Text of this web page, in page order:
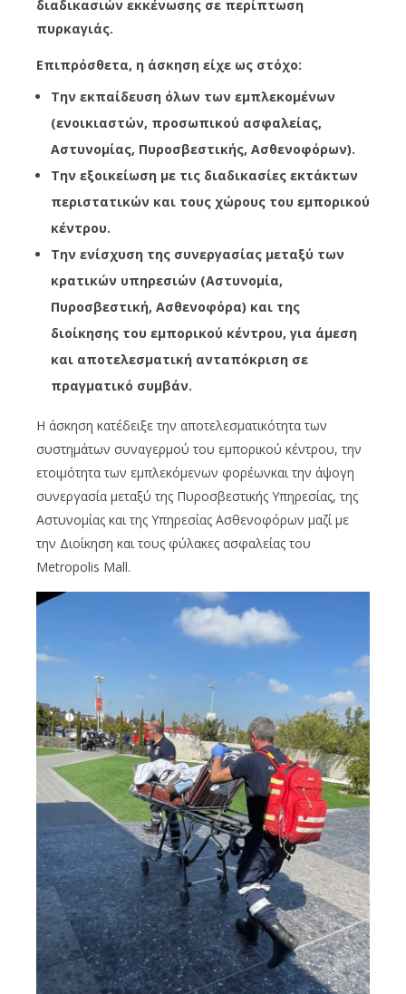
διαδικασιών εκκένωσης σε περίπτωση
πυρκαγιάς.
Επιπρόσθετα, η άσκηση είχε ως στόχο:
Την εκπαίδευση όλων των εμπλεκομένων
(ενοικιαστών, προσωπικού ασφαλείας,
Αστυνομίας, Πυροσβεστικής, Ασθενοφόρων).
Την εξοικείωση με τις διαδικασίες εκτάκτων
περιστατικών και τους χώρους του εμπορικού
κέντρου.
Την ενίσχυση της συνεργασίας μεταξύ των
κρατικών υπηρεσιών (Αστυνομία,
Πυροσβεστική, Ασθενοφόρα) και της
διοίκησης του εμπορικού κέντρου, για άμεση
και αποτελεσματική ανταπόκριση σε
πραγματικό συμβάν.
Η άσκηση κατέδειξε την αποτελεσματικότητα των
συστημάτων συναγερμού του εμπορικού κέντρου, την
ετοιμότητα των εμπλεκόμενων φορέωνκαι την άψογη
συνεργασία μεταξύ της Πυροσβεστικής Υπηρεσίας, της
Αστυνομίας και της Υπηρεσίας Ασθενοφόρων μαζί με
την Διοίκηση και τους φύλακες ασφαλείας του
Metropolis Mall.